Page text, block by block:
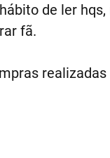
de ler hqs,
fã.
realizadas